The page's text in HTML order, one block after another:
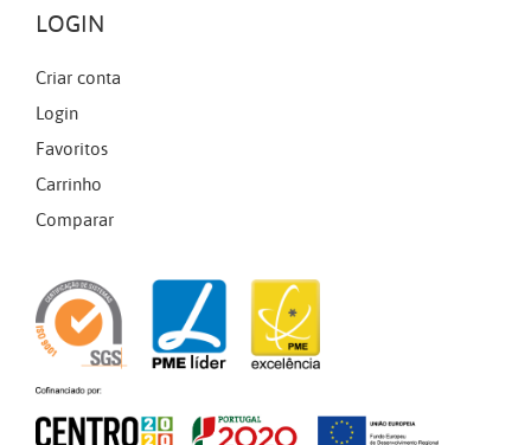
LOGIN
Criar conta
Login
Favoritos
Carrinho
Comparar